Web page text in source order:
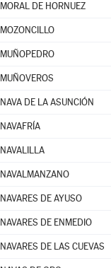
MORAL DE HORNUEZ
MOZONCILLO
MUÑOPEDRO
MUÑOVEROS
NAVA DE LA ASUNCIÓN
NAVAFRÍA
NAVALILLA
NAVALMANZANO
NAVARES DE AYUSO
NAVARES DE ENMEDIO
NAVARES DE LAS CUEVAS